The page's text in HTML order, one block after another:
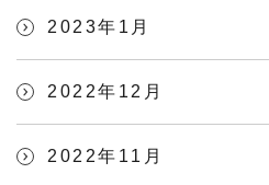
2023年1月
2022年12月
2022年11月